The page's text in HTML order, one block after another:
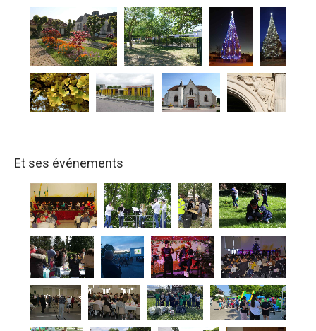
Et ses événements